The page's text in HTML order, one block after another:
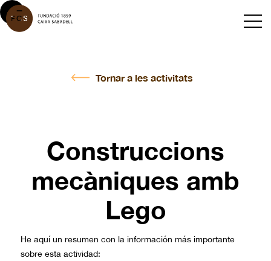
Tornar a les activitats
Construccions
mecàniques amb
Lego
He aquí un resumen con la información más importante
sobre esta actividad: